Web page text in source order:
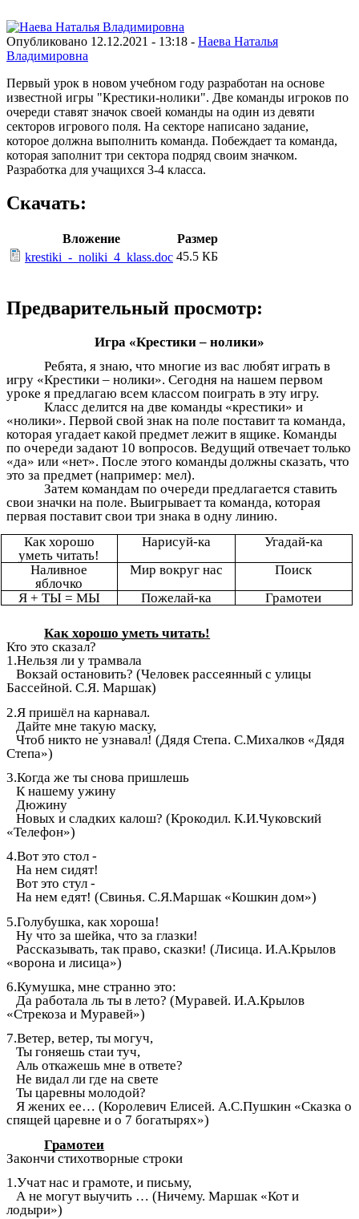
Опубликовано 12.12.2021 - 13:18 - Наева Наталья
Владимировна
Первый урок в новом учебном году разработан на основе
известной игры "Крестики-нолики". Две команды игроков по
очереди ставят значок своей команды на один из девяти
секторов игрового поля. На секторе написано задание,
которое должна выполнить команда. Побеждает та команда,
которая заполнит три сектора подряд своим значком.
Разработка для учащихся 3-4 класса.
Скачать:
Вложение
Размер
krestiki_-_noliki_4_klass.doc 45.5 КБ
Предварительный просмотр:
Игра «Крестики – нолики»
Ребята, я знаю, что многие из вас любят играть в
игру «Крестики – нолики». Сегодня на нашем первом
уроке я предлагаю всем классом поиграть в эту игру.
Класс делится на две команды «крестики» и
«нолики». Первой свой знак на поле поставит та команда,
которая угадает какой предмет лежит в ящике. Команды
по очереди задают 10 вопросов. Ведущий отвечает только
«да» или «нет». После этого команды должны сказать, что
это за предмет (например: мел).
Затем командам по очереди предлагается ставить
свои значки на поле. Выигрывает та команда, которая
первая поставит свои три знака в одну линию.
Как хорошо
уметь читать!
Нарисуй-ка
Угадай-ка
Наливное
яблочко
Мир вокруг нас
Поиск
Я + ТЫ = МЫ
Пожелай-ка Грамотеи
Как хорошо уметь читать!
Кто это сказал?
1.Нельзя ли у трамвала
Вокзай остановить? (Человек рассеянный с улицы
Бассейной. С.Я. Маршак)
2.Я пришёл на карнавал.
Дайте мне такую маску,
Чтоб никто не узнавал! (Дядя Степа. С.Михалков «Дядя
Степа»)
3.Когда же ты снова пришлешь
К нашему ужину
Дюжину
Новых и сладких калош? (Крокодил. К.И.Чуковский
«Телефон»)
4.Вот это стол -
На нем сидят!
Вот это стул -
На нем едят! (Свинья. С.Я.Маршак «Кошкин дом»)
5.Голубушка, как хороша!
Ну что за шейка, что за глазки!
Рассказывать, так право, сказки! (Лисица. И.А.Крылов
«ворона и лисица»)
6.Кумушка, мне странно это:
Да работала ль ты в лето? (Муравей. И.А.Крылов
«Стрекоза и Муравей»)
7.Ветер, ветер, ты могуч,
Ты гоняешь стаи туч,
Аль откажешь мне в ответе?
Не видал ли где на свете
Ты царевны молодой?
Я жених ее… (Королевич Елисей. А.С.Пушкин «Сказка о
спящей царевне и о 7 богатырях»)
Грамотеи
Закончи стихотворные строки
1.Учат нас и грамоте, и письму,
А не могут выучить … (Ничему. Маршак «Кот и
лодыри»)